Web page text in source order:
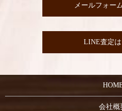
メールフォー
LINE査定
会社概